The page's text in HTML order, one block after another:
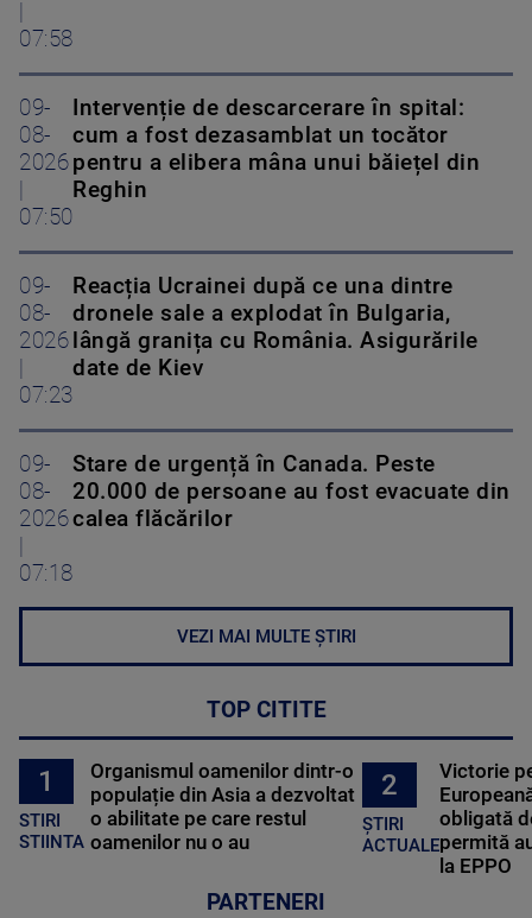
07:58
09-
08-
2026
07:50
Intervenție de descarcerare în spital:
cum a fost dezasamblat un tocător
pentru a elibera mâna unui băiețel din
Reghin
09-
08-
2026
07:23
Reacția Ucrainei după ce una dintre
dronele sale a explodat în Bulgaria,
lângă granița cu România. Asigurările
date de Kiev
09-
08-
2026
07:18
Stare de urgență în Canada. Peste
20.000 de persoane au fost evacuate din
calea flăcărilor
VEZI MAI MULTE ȘTIRI
TOP CITITE
1
STIRI
STIINTA
Organismul oamenilor dintr-o
populație din Asia a dezvoltat
o abilitate pe care restul
oamenilor nu o au
2
ȘTIRI
ACTUALE
Victorie
obligată
permită
la EPPO
PARTENERI